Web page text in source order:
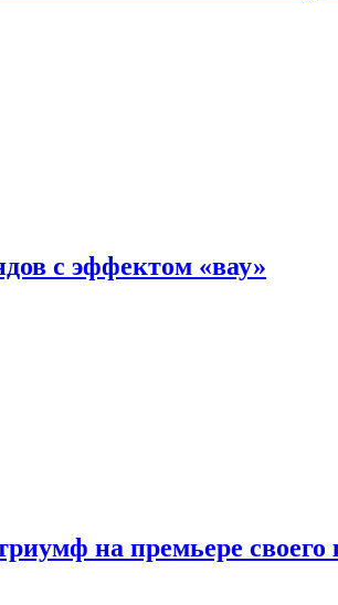
с эффектом «вау»
на премьере своего